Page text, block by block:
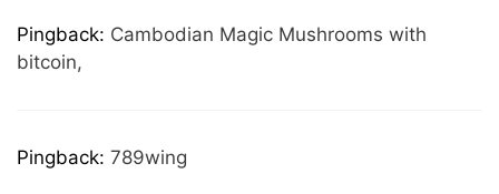
Pingback: Cambodian Magic Mushrooms with
bitcoin,
Pingback: 789wing